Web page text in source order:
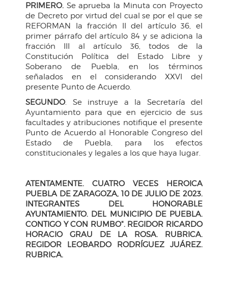
PRIMERO. Se aprueba la Minuta con Proyecto
de Decreto por virtud del cual se por el que se
REFORMAN la fracción II del artículo 36, el
primer párrafo del artículo 84 y se adiciona la
fracción III al artículo 36, todos de la
Constitución Política del Estado Libre y
Soberano de Puebla, en los términos
señalados en el considerando XXVI del
presente Punto de Acuerdo.
SEGUNDO. Se instruye a la Secretaría del
Ayuntamiento para que en ejercicio de sus
facultades y atribuciones notifique el presente
Punto de Acuerdo al Honorable Congreso del
Estado de Puebla, para los efectos
constitucionales y legales a los que haya lugar.
ATENTAMENTE. CUATRO VECES HEROICA
PUEBLA DE ZARAGOZA, 10 DE JULIO DE 2023.
INTEGRANTES DEL HONORABLE
AYUNTAMIENTO. DEL MUNICIPIO DE PUEBLA.
CONTIGO Y CON RUMBO". REGIDOR RICARDO
HORACIO GRAU DE LA ROSA. RUBRICA.
REGIDOR LEOBARDO RODRÍGUEZ JUÁREZ.
RUBRICA.